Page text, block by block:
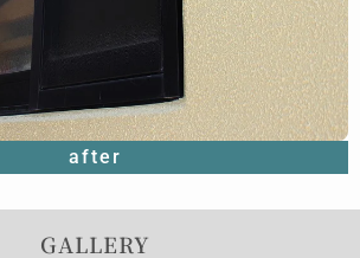
after
GALLERY